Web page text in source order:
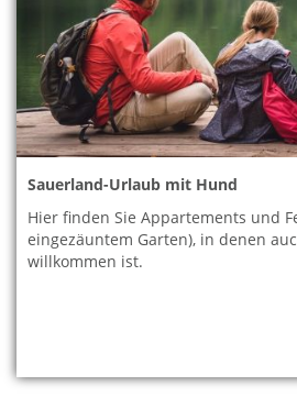
Sauerland-Urlaub mit Hund
Hier finden Sie Appartements und
eingezäuntem Garten), in denen
willkommen ist.